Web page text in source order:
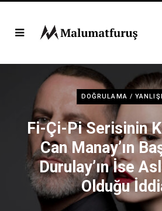
DOĞRULAMA /
Fi-Çi-Pi Serisinin
Can Manay’ın
Durulay’ın İse
Olduğu